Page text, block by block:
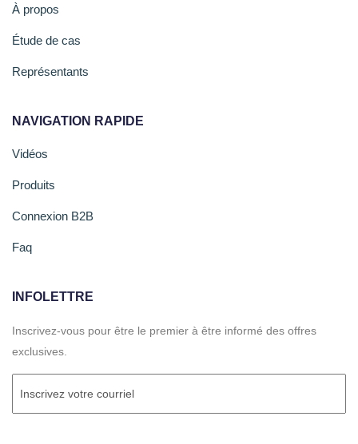
À propos
Étude de cas
Représentants
NAVIGATION RAPIDE
Vidéos
Produits
Connexion B2B
Faq
INFOLETTRE
Inscrivez-vous pour être le premier à être informé des offres
exclusives.